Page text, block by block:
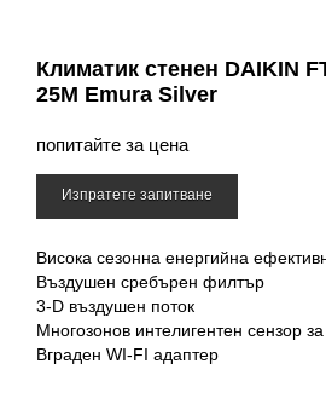
Климатик стенен DAIKIN
25M Emura Silver
попитайте за цена
Изпратете запитване
Висока сезонна енергийна
Въздушен сребърен филтър
3-D въздушен поток
Многозонов интелигентен сензор
Вграден WI-FI адаптер